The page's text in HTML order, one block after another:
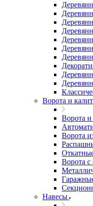
Ворота и
Ворота и
Ворота
Ворота с
Навесы